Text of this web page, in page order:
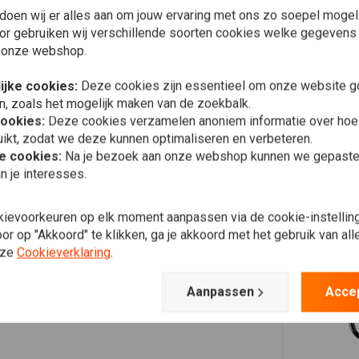
Burly Brand stuur te monteren? Dan is dit wat je zoekt!
uitsparingen waardoor je de gehele bekabeling op een
kunnen wij hem wel gewoon krijgen.
uit zien.
wij er alles aan om jouw ervaring met ons zo soepel
gebruiken wij verschillende soorten cookies welke
webshop.
cookies: Deze cookies zijn essentieel om onze website
zoals het mogelijk maken van de zoekbalk.
Deze cookies verzamelen anoniem informatie over
zodat we deze kunnen optimaliseren en verbeteren.
cookies: Na je bezoek aan onze webshop kunnen we
je interesses.
op elk moment aanpassen via de cookie-
op "Akkoord" te klikken, ga je akkoord met het gebruik van
Cookieverklaring.
Aanpassen